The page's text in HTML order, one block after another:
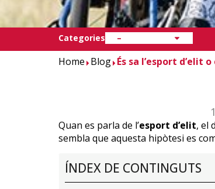
Categories –
Home Blog És sa l’esport d’elit
Quan es parla de l’esport d’elit, el
sembla que aquesta hipòtesi es
ÍNDEX DE CONTINGUTS